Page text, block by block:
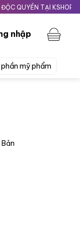
TẠI
nhập
mỹ phẩm